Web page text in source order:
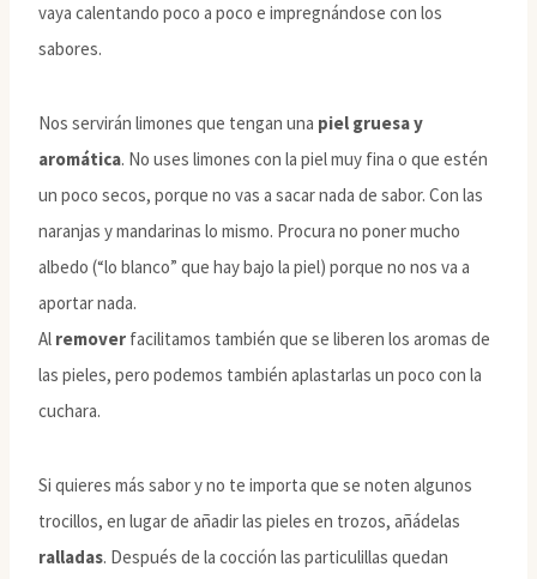
vaya calentando poco a poco e impregnándose con los
sabores.
Nos servirán limones que tengan una piel gruesa y
aromática. No uses limones con la piel muy fina o que estén
un poco secos, porque no vas a sacar nada de sabor. Con las
naranjas y mandarinas lo mismo. Procura no poner mucho
albedo (“lo blanco” que hay bajo la piel) porque no nos va a
aportar nada.
Al remover facilitamos también que se liberen los aromas de
las pieles, pero podemos también aplastarlas un poco con la
cuchara.
Si quieres más sabor y no te importa que se noten algunos
trocillos, en lugar de añadir las pieles en trozos, añádelas
ralladas. Después de la cocción las particulillas quedan